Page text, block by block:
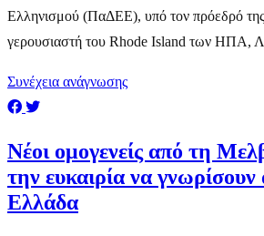
Ελληνισμού (ΠαΔΕΕ), υπό τον πρόεδρό
γερουσιαστή του Rhode Island των ΗΠΑ,
Συνέχεια ανάγνωσης
Νέοι ομογενείς από τη
την ευκαιρία να
Ελλάδα